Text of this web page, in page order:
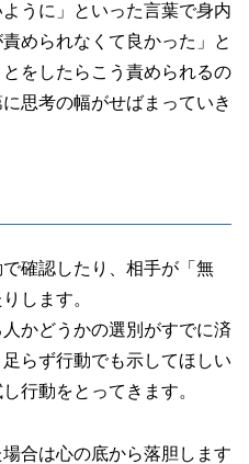
うに」といった言葉で身内
められなくて良かった」と
をしたらこう責められるの
思考の幅がせばまっていき
確認したり、相手が「無
します。
かどうかの選別がすでに済
らず行動でも示してほしい
行動をとってきます。
合は心の底から落胆します